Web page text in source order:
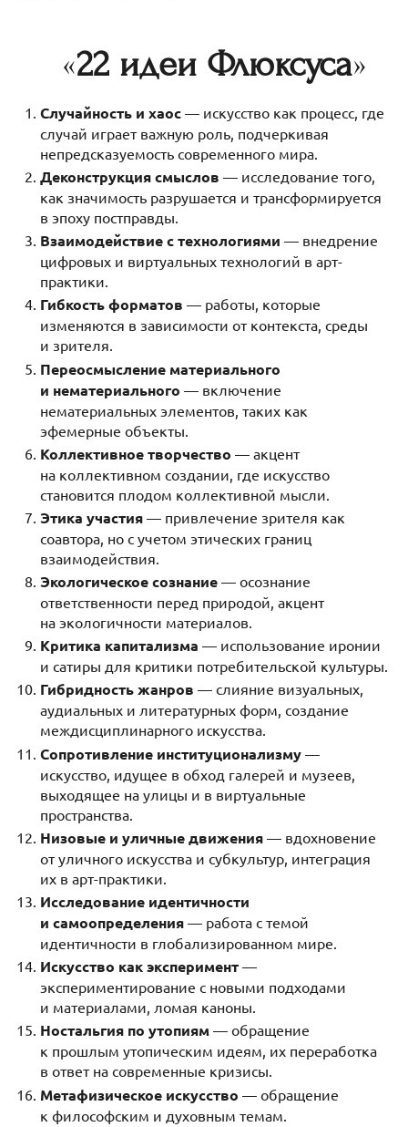
«22 идеи Флюксуса»
Случайность и хаос — искусство как процесс, где
случай играет важную роль, подчеркивая
непредсказуемость современного мира.
Деконструкция смыслов — исследование того,
как значимость разрушается и трансформируется
в эпоху постправды.
Взаимодействие с технологиями — внедрение
цифровых и виртуальных технологий в арт-
практики.
Гибкость форматов — работы, которые
изменяются в зависимости от контекста, среды
и зрителя.
Переосмысление материального
и нематериального — включение
нематериальных элементов, таких как
эфемерные объекты.
Коллективное творчество — акцент
на коллективном создании, где искусство
становится плодом коллективной мысли.
Этика участия — привлечение зрителя как
соавтора, но с учетом этических границ
взаимодействия.
Экологическое сознание — осознание
ответственности перед природой, акцент
на экологичности материалов.
Критика капитализма — использование иронии
и сатиры для критики потребительской культуры.
Гибридность жанров — слияние визуальных,
аудиальных и литературных форм, создание
междисциплинарного искусства.
Сопротивление институционализму —
искусство, идущее в обход галерей и музеев,
выходящее на улицы и в виртуальные
пространства.
Низовые и уличные движения — вдохновение
от уличного искусства и субкультур, интеграция
их в арт-практики.
Исследование идентичности
и самоопределения — работа с темой
идентичности в глобализированном мире.
Искусство как эксперимент —
экспериментирование с новыми подходами
и материалами, ломая каноны.
Ностальгия по утопиям — обращение
к прошлым утопическим идеям, их переработка
в ответ на современные кризисы.
Метафизическое искусство — обращение
к философским и духовным темам.